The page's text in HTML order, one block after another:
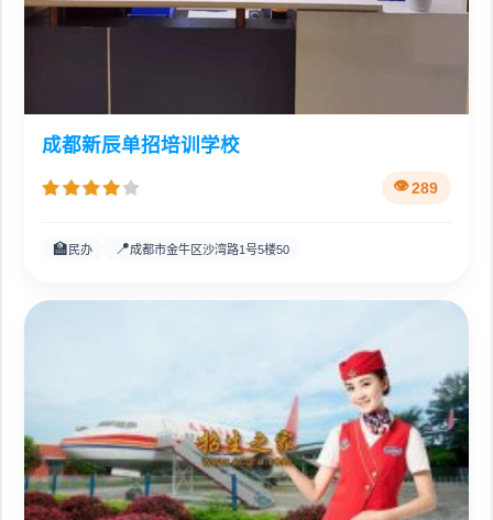
成都新辰单招培训学校
289
🏫 民办 📍成都市金牛区沙湾路1号5楼50